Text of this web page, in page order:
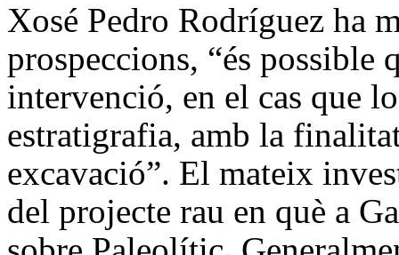
Xosé Pedro Rodríguez ha
prospeccions, “és possible
intervenció, en el cas que
estratigrafia, amb la
excavació”. El mateix
del projecte rau en què a